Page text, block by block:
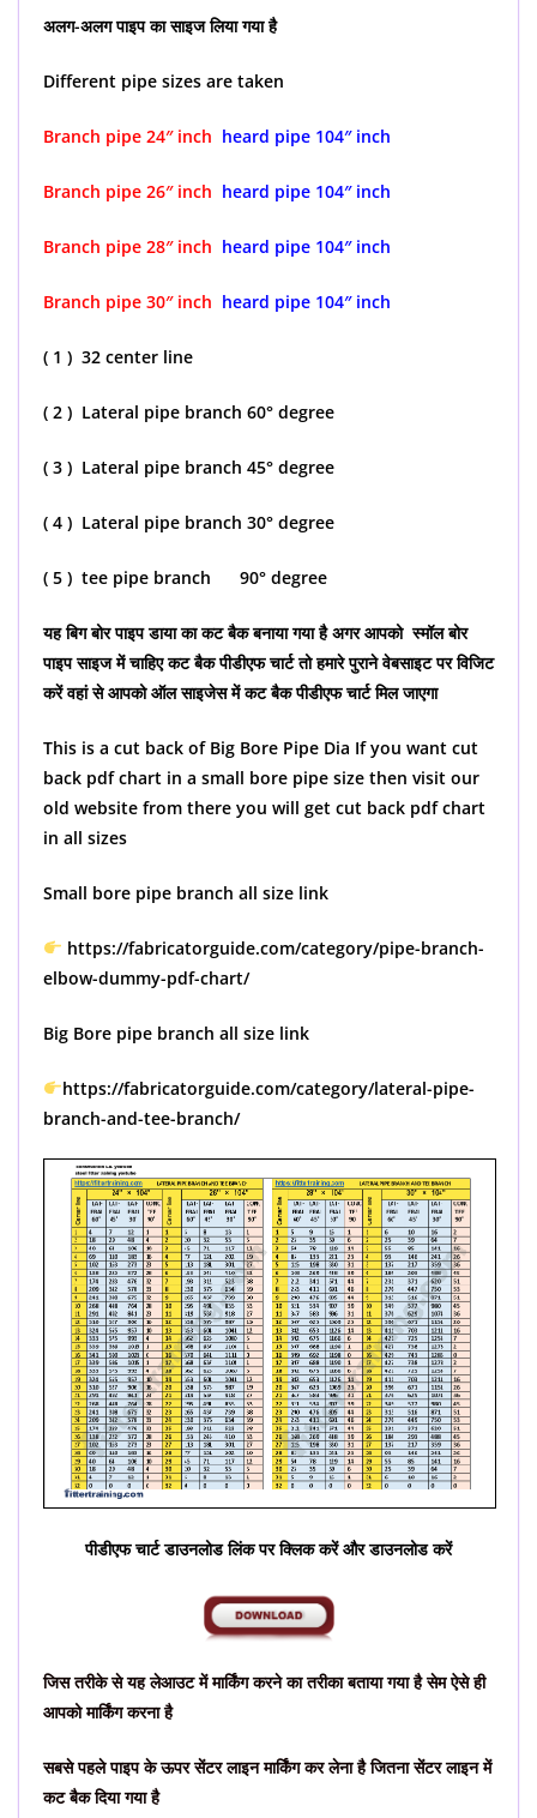
अलग-अलग पाइप का साइज लिया गया है
Different pipe sizes are taken
Branch pipe 24″ inch heard pipe 104″ inch
Branch pipe 26″ inch heard pipe 104″ inch
Branch pipe 28″ inch heard pipe 104″ inch
Branch pipe 30″ inch heard pipe 104″ inch
( 1 ) 32 center line
( 2 ) Lateral pipe branch 60° degree
( 3 ) Lateral pipe branch 45° degree
( 4 ) Lateral pipe branch 30° degree
( 5 ) tee pipe branch 90° degree
यह बिग बोर पाइप डाया का कट बैक बनाया गया है अगर आपको स्मॉल बोर
पाइप साइज में चाहिए कट बैक पीडीएफ चार्ट तो हमारे पुराने वेबसाइट पर विजिट
करें वहां से आपको ऑल साइजेस में कट बैक पीडीएफ चार्ट मिल जाएगा
This is a cut back of Big Bore Pipe Dia If you want cut
back pdf chart in a small bore pipe size then visit our
old website from there you will get cut back pdf chart
in all sizes
Small bore pipe branch all size link
https://fabricatorguide.com/category/pipe-branch-
elbow-dummy-pdf-chart/
Big Bore pipe branch all size link
https://fabricatorguide.com/category/lateral-pipe-
branch-and-tee-branch/
पीडीएफ चार्ट डाउनलोड लिंक पर क्लिक करें और डाउनलोड करें
जिस तरीके से यह लेआउट में मार्किंग करने का तरीका बताया गया है सेम ऐसे ही
आपको मार्किंग करना है
सबसे पहले पाइप के ऊपर सेंटर लाइन मार्किंग कर लेना है जितना सेंटर लाइन में
कट बैक दिया गया है